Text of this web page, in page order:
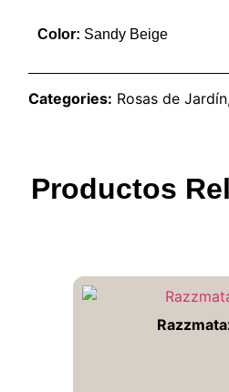
Color: Sandy Beige
Categories: Rosas de Jardín
Productos